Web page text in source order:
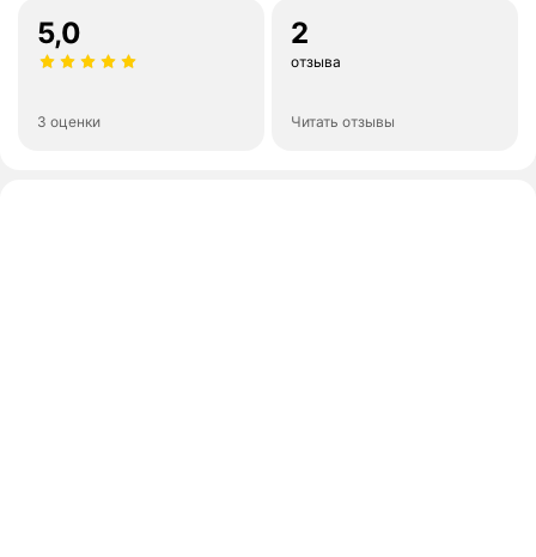
5,0
3 оценки
2
отзыва
Читать отзывы